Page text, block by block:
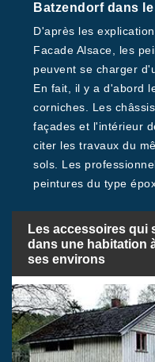
Batzendorf dans le
D'après les
Facade Alsace, les
peuvent se charger
En fait, il y a d'abord
corniches. Les
façades et l'intérieur
citer les travaux du
sols. Les
peintures du type
Les accessoires qui
dans une habitation
ses environs